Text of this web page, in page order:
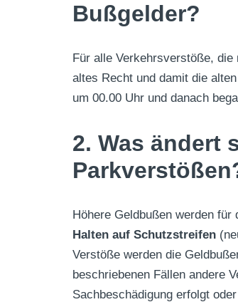
Bußgelder?
Für alle Verkehrsverstöße, die
altes Recht und damit die
um 00.00 Uhr und danach
2. Was ändert
Höhere Geldbußen werden
Halten auf Schutzstreifen
Verstöße werden die
beschriebenen Fällen andere
Sachbeschädigung erfolgt